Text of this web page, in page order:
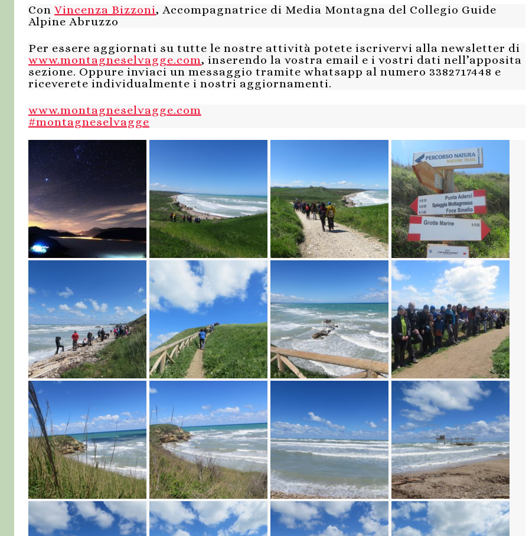
Con Vincenza Bizzoni, Accompagnatrice di Media Montagna del Collegio Guide
Alpine Abruzzo
Per essere aggiornati su tutte le nostre attività potete iscrivervi alla newsletter di
www.montagneselvagge.com, inserendo la vostra email e i vostri dati nell’apposita
sezione. Oppure inviaci un messaggio tramite whatsapp al numero 3382717448 e
riceverete individualmente i nostri aggiornamenti.
www.montagneselvagge.com
#montagneselvagge